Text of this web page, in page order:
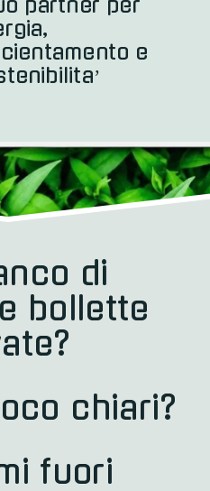
partner per
e
di
bollette
fuori